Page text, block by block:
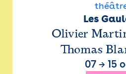
Les
Olivier
Thomas
07→ 15